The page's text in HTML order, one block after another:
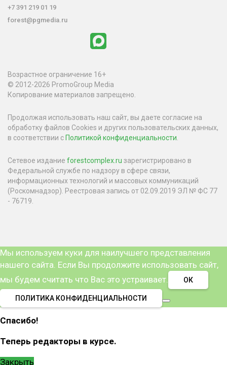
+7 391 219 01 19
forest@pgmedia.ru
Возрастное ограничение 16+
© 2012-2026 PromoGroup Media
Копирование материалов запрещено.
Продолжая использовать наш сайт, вы даете согласие на
обработку файлов Cookies и других пользовательских данных,
в соответствии с Политикой конфиденциальности
Сетевое издание forestcomplex.ru зарегистрировано в
Федеральной службе по надзору в сфере связи,
информационных технологий и массовых коммуникаций
(Роскомнадзор). Реестровая запись от 02.09.2019 ЭЛ № ФС 77
- 76719.
Мы используем куки для наилучшего представления
нашего сайта. Если Вы продолжите использовать сайт,
мы будем считать что Вас это устраивает.
ОК
ПОЛИТИКА КОНФИДЕНЦИАЛЬНОСТИ
Спасибо!
Теперь редакторы в курсе.
Закрыть